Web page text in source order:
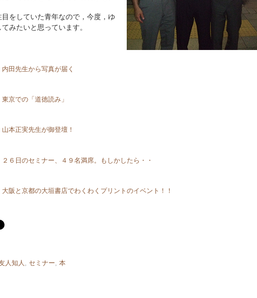
をしていた青年なので，今度，ゆ
みたいと思っています。
内田先生から写真が届く
東京での「道徳読み」
山本正実先生が御登壇！
２６日のセミナー、４９名満席。もしかしたら・・
大阪と京都の大垣書店でわくわくプリントのイベント！！
人知人 セミナー 本